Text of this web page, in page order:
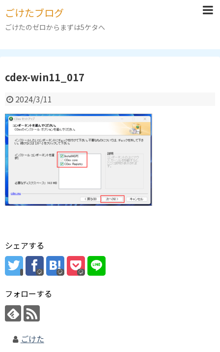
ごけたブログ
ごけたのゼロからまずは5ケタへ
cdex-win11_017
2024/3/11
シェアする
フォローする
ごけた